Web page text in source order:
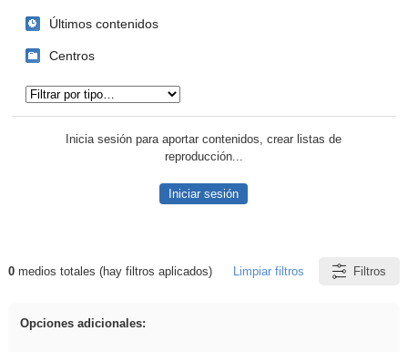
Últimos contenidos
Centros
Inicia sesión para aportar contenidos, crear listas de
reproducción...
Iniciar sesión
Resultados de: song
0medios totales (hay filtros aplicados) Limpiar filtros Filtros
Opciones adicionales: